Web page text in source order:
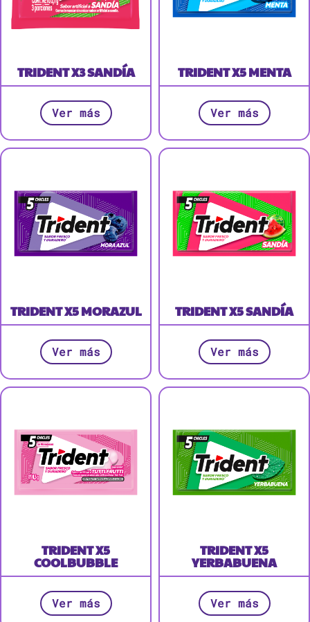
TRIDENT X3 SANDÍA
Ver más
TRIDENT X5 MENTA
Ver más
TRIDENT X5 MORAZUL
Ver más
TRIDENT X5 SANDÍA
Ver más
TRIDENT X5
COOLBUBBLE
Ver más
TRIDENT X5
YERBABUENA
Ver más